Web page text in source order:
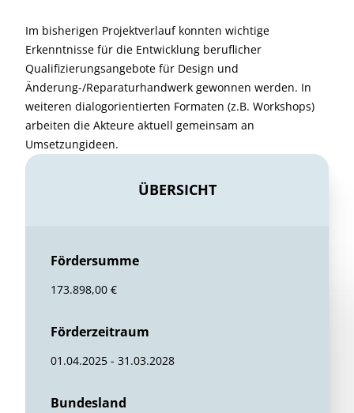
Im bisherigen Projektverlauf konnten wichtige
Erkenntnisse für die Entwicklung beruflicher
Qualifizierungsangebote für Design und
Änderung-/Reparaturhandwerk gewonnen werden. In
weiteren dialogorientierten Formaten (z.B. Workshops)
arbeiten die Akteure aktuell gemeinsam an
Umsetzungideen.
ÜBERSICHT
Fördersumme
173.898,00 €
Förderzeitraum
01.04.2025 - 31.03.2028
Bundesland